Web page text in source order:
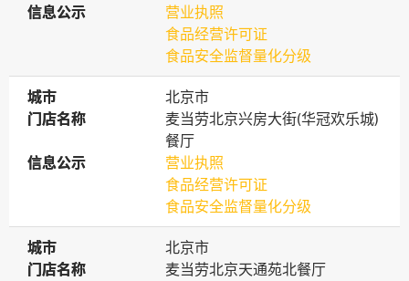
信息公示
信息公示
营业执照
食品经营许可证
食品安全监督量化分级
城市
城市
北京市
门店名称
门店名称
麦当劳北京兴房大街(华冠欢乐城)
餐厅
信息公示
信息公示
营业执照
食品经营许可证
食品安全监督量化分级
城市
城市
北京市
门店名称
门店名称
麦当劳北京天通苑北餐厅